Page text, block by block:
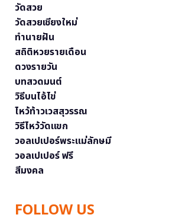
วัดสวย
วัดสวยเชียงใหม่
ทำนายฝัน
สถิติหวยรายเดือน
ดวงรายวัน
บทสวดมนต์
วิธีบนไอ้ไข่
ไหว้ท้าวเวสสุวรรณ
วิธีไหว้วัดแขก
วอลเปเปอร์พระแม่ลักษมี
วอลเปเปอร์ ฟรี
สีมงคล
FOLLOW US